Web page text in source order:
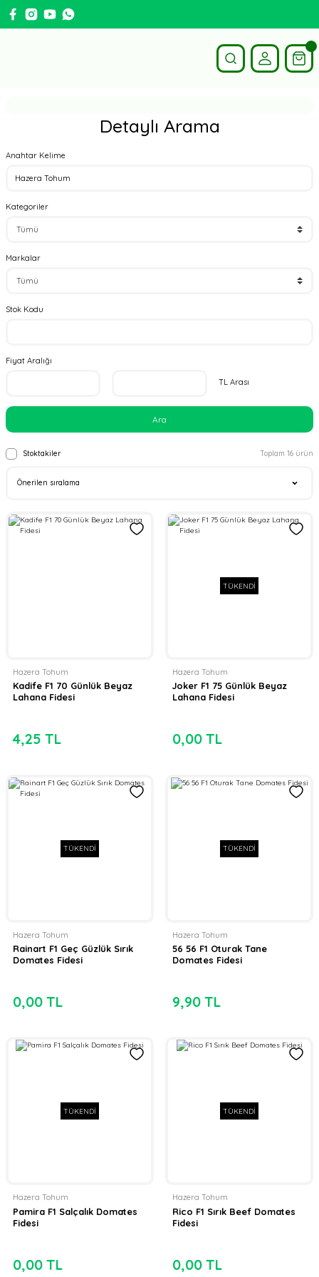
Detaylı Arama
Anahtar Kelime
Kategoriler
Markalar
Stok Kodu
Fiyat Aralığı
TL Arası
Ara
Stoktakiler Toplam 16 ürün
Hazera Tohum
Kadife F1 70 Günlük Beyaz
Lahana Fidesi
4,25 TL
TÜKENDİ
Hazera Tohum
Joker F1 75 Günlük Beyaz
Lahana Fidesi
0,00 TL
TÜKENDİ
Hazera Tohum
Rainart F1 Geç Güzlük Sırık
Domates Fidesi
0,00 TL
TÜKENDİ
Hazera Tohum
56 56 F1 Oturak Tane
Domates Fidesi
9,90 TL
TÜKENDİ
Hazera Tohum
Pamira F1 Salçalık Domates
Fidesi
0,00 TL
TÜKENDİ
Hazera Tohum
Rico F1 Sırık Beef Domates
Fidesi
0,00 TL